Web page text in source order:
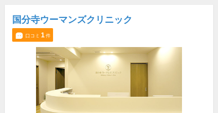
国分寺ウーマンズクリニック
口コミ 1件